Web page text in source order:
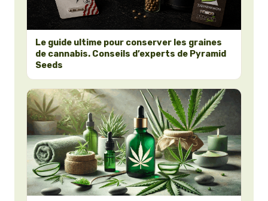
Le guide ultime pour conserver les graines
de cannabis. Conseils d’experts de Pyramid
Seeds